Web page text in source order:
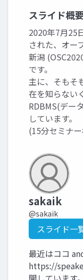
スライド概
2020年7月25
された、オー
新潟
です。
主に、そもそ
在を知らない
RDBMS(デー
しています。
(15分セミナ
sakaik
@sakaik
スライド一
最近はココ
https://